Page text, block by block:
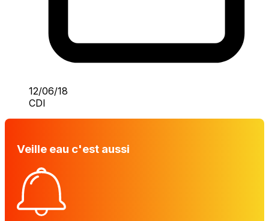
12/06/18
CDI
Veille eau c'est aussi